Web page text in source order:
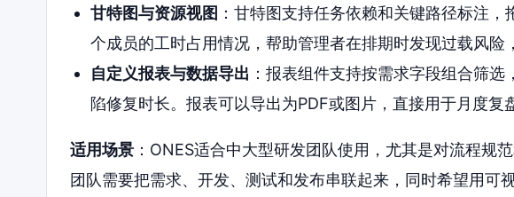
甘特图与资源视图 ：甘特图支持任务依赖和关键路径标注
个成员的工时占用情况，帮助管理者在排期时发现过载风险
自定义报表与数据导出 ：报表组件支持按需求字段组合筛
陷修复时长。报表可以导出为PDF或图片，直接用于月度复
适用场景 ：ONES适合中大型研发团队使用，尤其是对流程规
团队需要把需求、开发、测试和发布串联起来，同时希望用可